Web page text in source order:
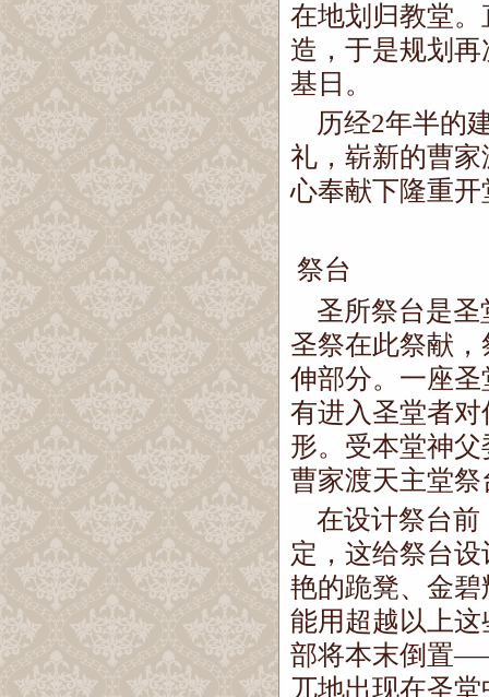
在地划归教堂。
造，于是规划
基日。
历经2年半的
礼，崭新的曹
心奉献下隆重开
祭台
圣所祭台是
圣祭在此祭献
伸部分。一座
有进入圣堂者
形。受本堂神
曹家渡天主堂
在设计祭台
定，这给祭台
艳的跪凳、金
能用超越以上
部将本末倒置
兀地出现在圣堂